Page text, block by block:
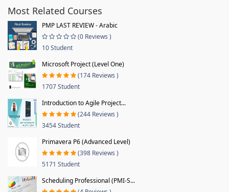
Most Related Courses
PMP LAST REVIEW - Arabic
(0 Reviews )
10 Student
Microsoft Project (Level One)
(174 Reviews )
1707 Student
Introduction to Agile Project...
(244 Reviews )
3454 Student
Primavera P6 (Advanced Level)
(398 Reviews )
5171 Student
Scheduling Professional (PMI-S...